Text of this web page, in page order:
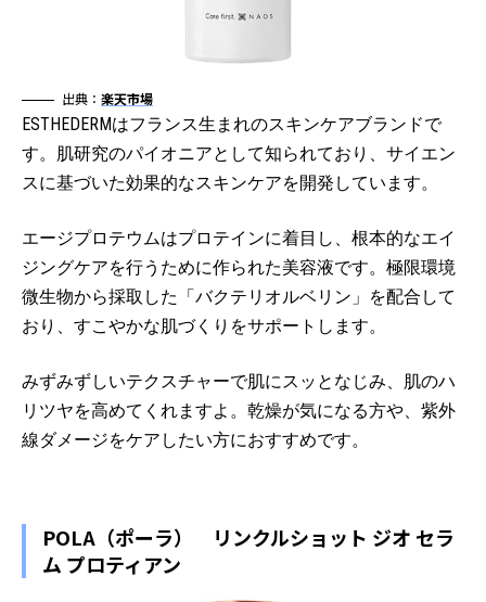
出典： 楽天市場
ESTHEDERMはフランス生まれのスキンケアブランドで
す。肌研究のパイオニアとして知られており、サイエン
スに基づいた効果的なスキンケアを開発しています。
エージプロテウムはプロテインに着目し、根本的なエイ
ジングケアを行うために作られた美容液です。極限環境
微生物から採取した「バクテリオルベリン」を配合して
おり、すこやかな肌づくりをサポートします。
みずみずしいテクスチャーで肌にスッとなじみ、肌のハ
リツヤを高めてくれますよ。乾燥が気になる方や、紫外
線ダメージをケアしたい方におすすめです。
POLA（ポーラ） リンクルショット ジオ セラ
ム プロティアン